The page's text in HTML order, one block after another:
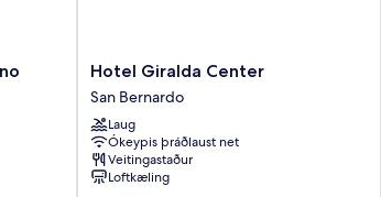
Hotel
Giralda
Center
San
Bernardo
Hotel Giralda Center
San Bernardo
Laug
Ókeypis þráðlaust net
Veitingastaður
Loftkæling